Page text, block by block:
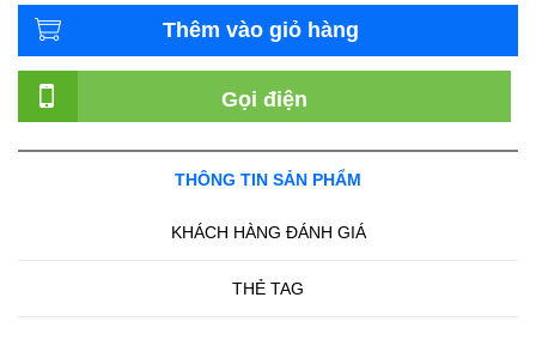
Thêm vào giỏ hàng
Gọi điện
THÔNG TIN SẢN PHẨM
KHÁCH HÀNG ĐÁNH GIÁ
THẺ TAG